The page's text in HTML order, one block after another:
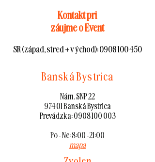
Kontakt pri
záujme o Event
SR (západ, stred + východ):0908 100 450
Banská Bystrica
Nám. SNP 22
974 01 Banská Bystrica
Prevádzka:0908 100 003
Po - Ne: 8:00 -21:00
mapa